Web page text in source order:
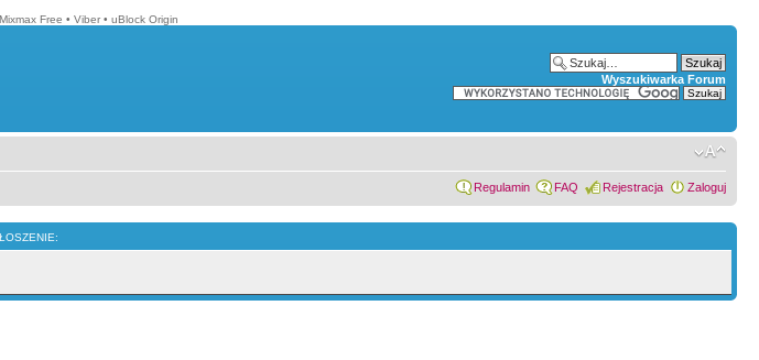
Mixmax Free • Viber • uBlock Origin
Wyszukiwarka Forum
Regulamin FAQ Rejestracja Zaloguj